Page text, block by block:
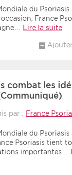
du
France
Lire la suite
combat les
par : France
du
Psoriasis tient
importantes…